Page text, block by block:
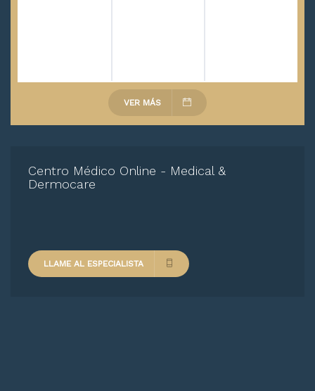
VER MÁS
Centro Médico Online - Medical &
Dermocare
LLAME AL ESPECIALISTA